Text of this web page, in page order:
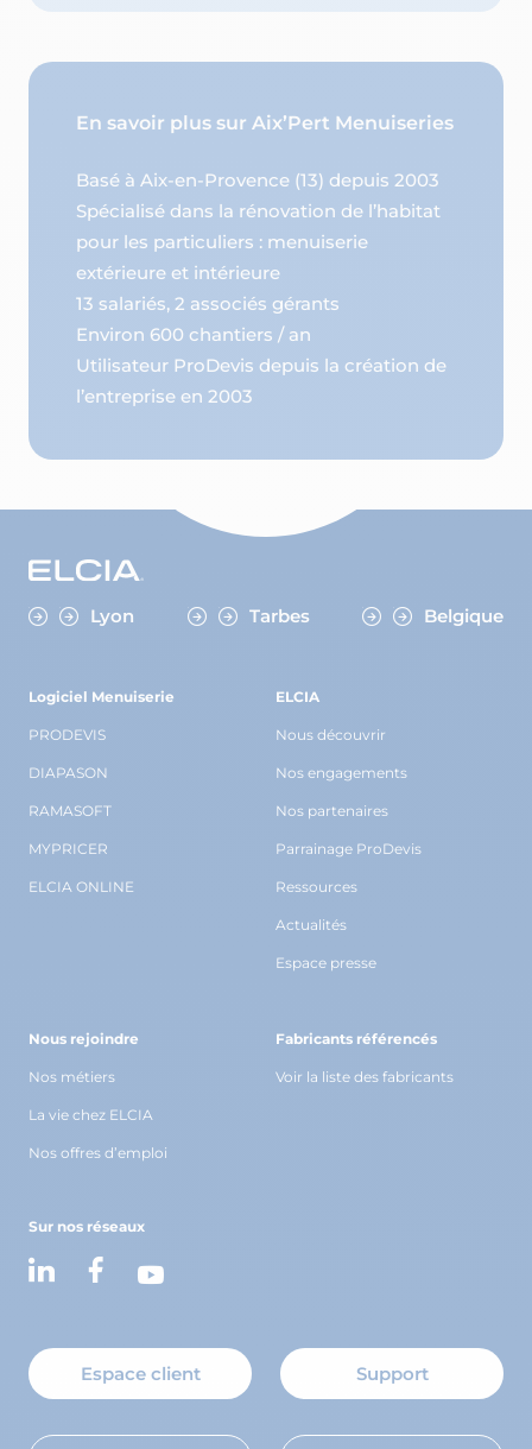
En savoir plus sur Aix’Pert Menuiseries
Basé à Aix-en-Provence (13) depuis 2003
Spécialisé dans la rénovation de l’habitat
pour les particuliers : menuiserie
extérieure et intérieure
13 salariés, 2 associés gérants
Environ 600 chantiers / an
Utilisateur ProDevis depuis la création de
l’entreprise en 2003
Lyon Tarbes Belgique
Logiciel Menuiserie
PRODEVIS
DIAPASON
RAMASOFT
MYPRICER
ELCIA ONLINE
ELCIA
Nous découvrir
Nos engagements
Nos partenaires
Parrainage ProDevis
Ressources
Actualités
Espace presse
Nous rejoindre
Nos métiers
La vie chez ELCIA
Nos offres d’emploi
Fabricants référencés
Voir la liste des fabricants
Sur nos réseaux
Espace client Support